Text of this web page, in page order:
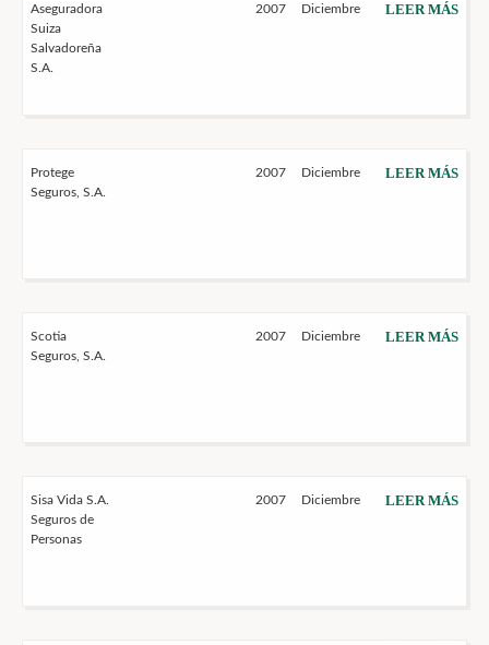
Aseguradora
Suiza
Salvadoreña
S.A.
2007 Diciembre LEER MÁS
Protege
Seguros, S.A.
2007 Diciembre LEER MÁS
Scotia
Seguros, S.A.
2007 Diciembre LEER MÁS
Sisa Vida S.A.
Seguros de
Personas
2007 Diciembre LEER MÁS